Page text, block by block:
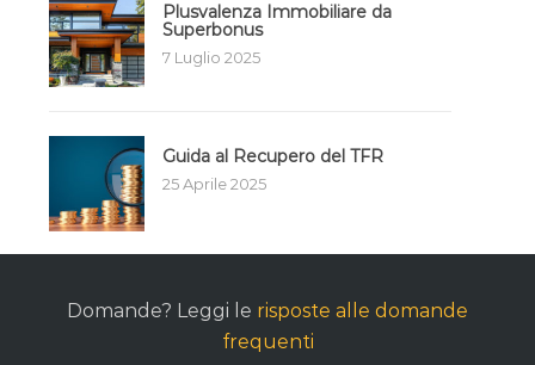
Plusvalenza Immobiliare da
Superbonus
7 Luglio 2025
Guida al Recupero del TFR
25 Aprile 2025
Domande? Leggi le risposte alle domande
frequenti